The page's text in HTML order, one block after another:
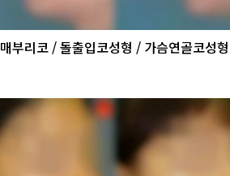
매부리코 / 돌출입코성형 / 가슴연골코성형